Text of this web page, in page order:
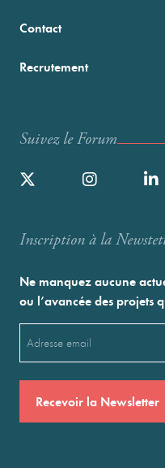
Contact
Recrutement
Suivez le Forum
Inscription à la
Ne manquez aucune
ou l’avancée des projets
(Nécessaire)